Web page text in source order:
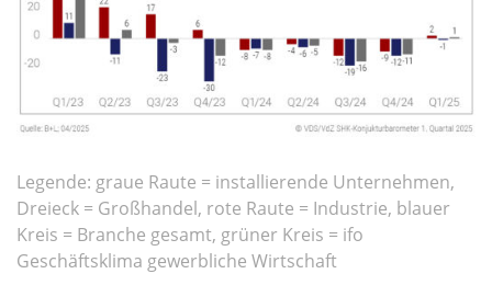
Legende: graue Raute = installierende Unternehmen,
Dreieck = Großhandel, rote Raute = Industrie, blauer
Kreis = Branche gesamt, grüner Kreis = ifo
Geschäftsklima gewerbliche Wirtschaft